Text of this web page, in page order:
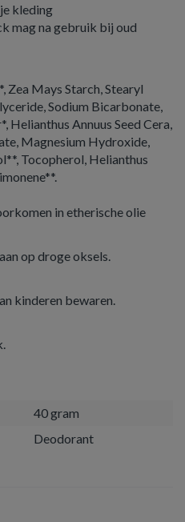
kleding
mag na gebruik bij oud
Zea Mays Starch, Stearyl
Sodium Bicarbonate,
Annuus Seed Cera,
Magnesium Hydroxide,
Tocopherol, Helianthus
in etherische olie
op droge oksels.
kinderen bewaren.
40 gram
Deodorant